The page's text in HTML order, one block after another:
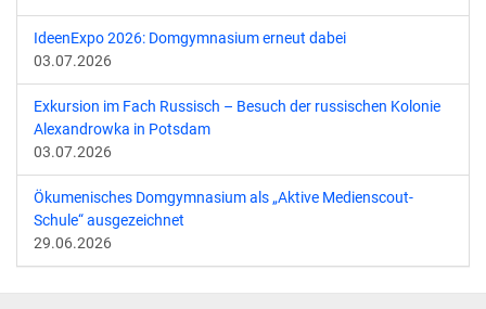
IdeenExpo 2026: Domgymnasium erneut dabei
03.07.2026
Exkursion im Fach Russisch – Besuch der russischen Kolonie
Alexandrowka in Potsdam
03.07.2026
Ökumenisches Domgymnasium als „Aktive Medienscout-
Schule“ ausgezeichnet
29.06.2026